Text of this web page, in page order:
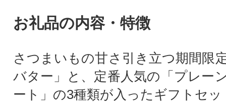
お礼品の内容・特徴
さつまいもの甘さ引き立つ期間限
バター」と、定番人気の「プレー
ート」の3種類が入ったギフトセ